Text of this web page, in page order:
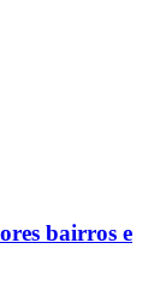
bairros e